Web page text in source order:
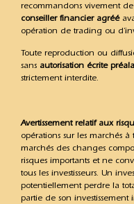
recommandons vivement
conseiller financier agréé
opération de trading ou
Toute reproduction ou
sans autorisation écrite
strictement interdite.
Avertissement relatif aux
opérations sur les marchés à
marchés des changes
risques importants et ne
tous les investisseurs. Un
potentiellement perdre la
partie de son investissement